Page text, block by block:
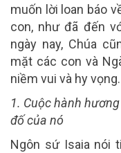
muốn lời loan báo
con, như đã đến
ngày nay, Chúa
mặt các con và
niềm vui và hy vọng.
1. Cuộc hành
đố của nó
Ngôn sứ Isaia nói